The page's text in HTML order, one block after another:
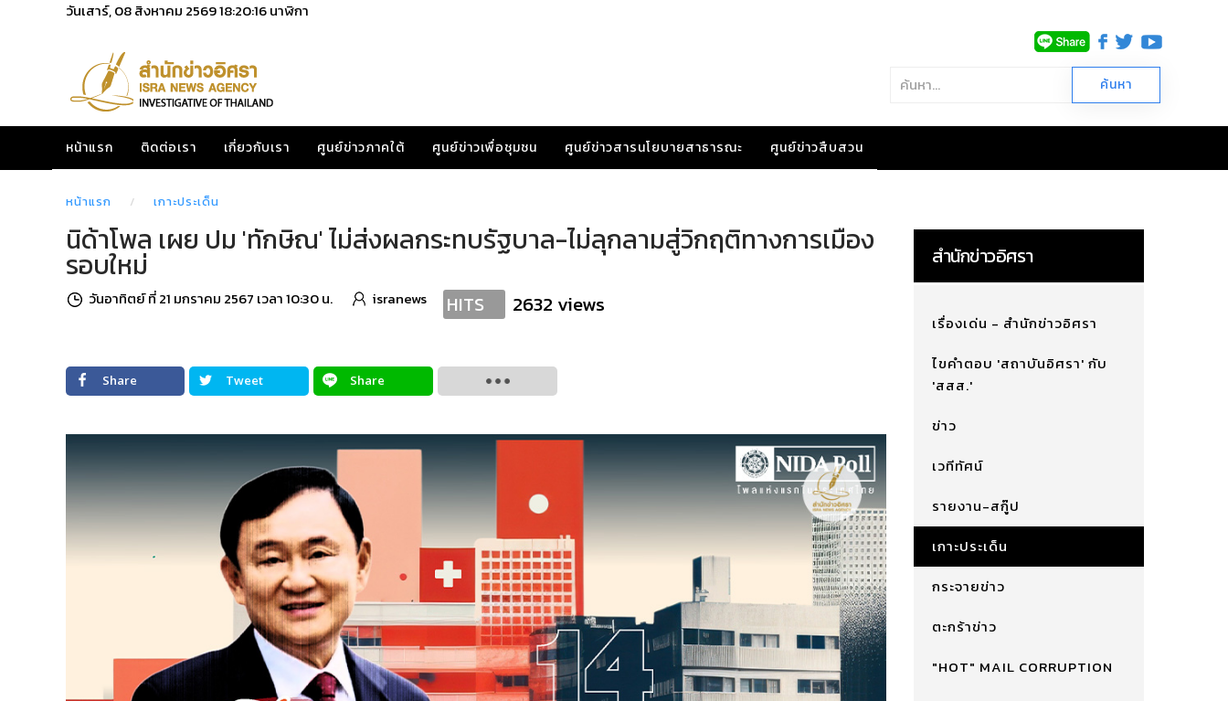
วันเสาร์, 08 สิงหาคม 256918:20:17นาฬิกา
หน้าแรก ติดต่อเรา เกี่ยวกับเรา ศูนย์ข่าวภาคใต้ ศูนย์ข่าวเพื่อชุมชน ศูนย์ข่าวสารนโยบายสาธารณะ ศูนย์ข่าวสืบสวน
หน้าแรก เกาะประเด็น
นิด้าโพล เผย ปม 'ทักษิณ' ไม่ส่งผลกระทบรัฐบาล-ไม่ลุกลามสู่วิกฤติทางการเมือง
รอบใหม่
วันอาทิตย์ ที่ 21 มกราคม 2567 เวลา 10:30 น. isranews HITS 2632 views
Share Tweet Share
สำนักข่าวอิศรา
เรื่องเด่น - สำนักข่าวอิศรา
ไขคำตอบ 'สถาบันอิศรา' กับ
'สสส.'
ข่าว
เวทีทัศน์
รายงาน-สกู๊ป
เกาะประเด็น
กระจายข่าว
ตะกร้าข่าว
"HOT" MAIL CORRUPTION